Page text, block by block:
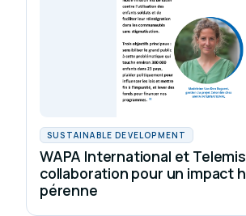
SUSTAINABLE DEVELOPMENT
WAPA International et
collaboration pour un impact
pérenne